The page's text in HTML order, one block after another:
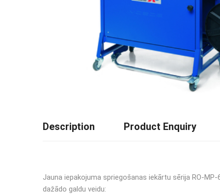
Description Product Enquiry
Jauna iepakojuma spriegošanas iekārtu sērija RO-
dažādo galdu veidu: